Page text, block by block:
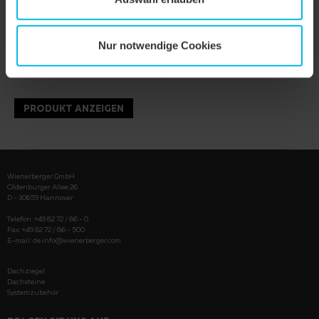
Nur notwendige Cookies
PRODUKT ANZEIGEN
Wienerberger GmbH
Oldenburger Allee 26
D - 30659 Hannover
Telefon: +49 82 72 / 86 - 0
Fax: +49 82 72 / 86 - 500
E-mail: de.info@wienerberger.com
Dachziegel
Dachsteine
Systemzubehör